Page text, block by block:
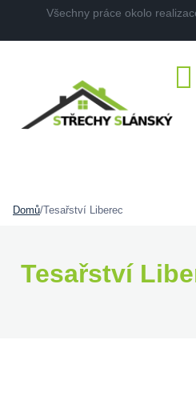
Všechny práce okolo
Domů/Tesařství Liberec
Tesařství